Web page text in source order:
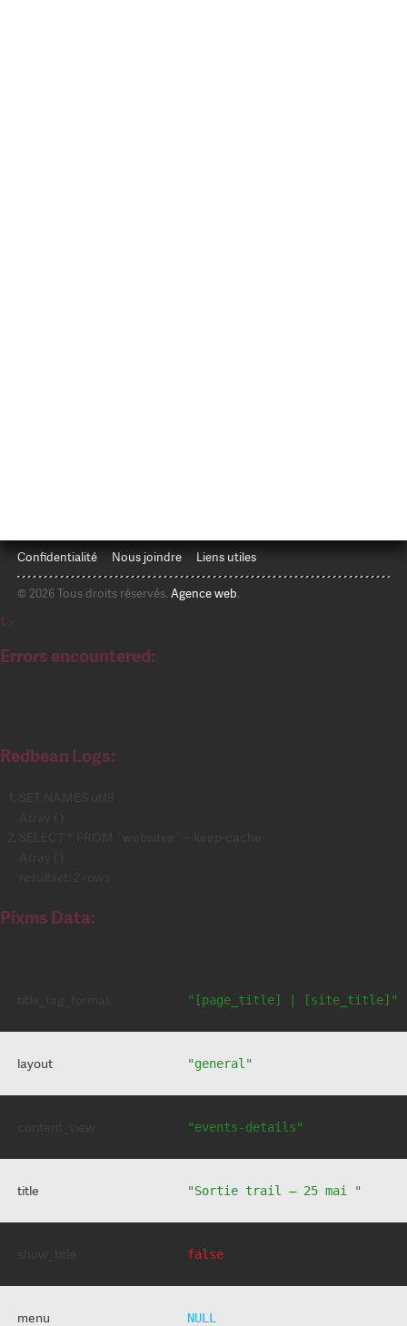
Confidentialité Nous joindre Liens utiles
© 2026 Tous droits réservés. Agence web.
1
Errors encountered:
Redbean Logs:
Pixms Data:
"[page_title] | [site_title]"
layout "general"
"events-details"
title "Sortie trail – 25 mai "
false
menu NULL